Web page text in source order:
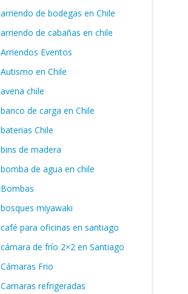
arriendo de bodegas en Chile
arriendo de cabañas en chile
Arriendos Eventos
Autismo en Chile
avena chile
banco de carga en Chile
baterias Chile
bins de madera
bomba de agua en chile
Bombas
bosques miyawaki
café para oficinas en santiago
cámara de frío 2×2 en Santiago
Cámaras Frio
Camaras refrigeradas